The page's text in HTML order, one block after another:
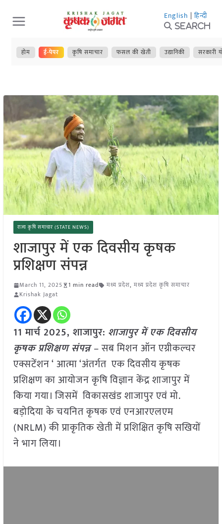
Skip
to
content
English | हिन्दी
Search
होम ई-पेपर कृषि समाचार फसल की खेती उद्यानिकी सरकारी
राज्य कृषि समाचार (STATE NEWS)
शाजापुर में एक दिवसीय कृषक
प्रशिक्षण संपन्न
March 11, 2025 1 min read मध्य प्रदेश, मध्य प्रदेश कृषि समाचार
Krishak Jagat
11 मार्च 2025, शाजापुर: शाजापुर में एक दिवसीय
कृषक प्रशिक्षण संपन्न– सब मिशन ऑन एग्रीकल्चर
एक्सटेंशन ‘ आत्मा ‘अंतर्गत एक दिवसीय कृषक
प्रशिक्षण का आयोजन कृषि विज्ञान केंद्र शाजापुर में
किया गया। जिसमें विकासखंड शाजापुर एवं मो.
बड़ोदिया के चयनित कृषक एवं एनआरएलएम
(NRLM) की प्राकृतिक खेती में प्रशिक्षित कृषि सखियों
ने भाग लिया।